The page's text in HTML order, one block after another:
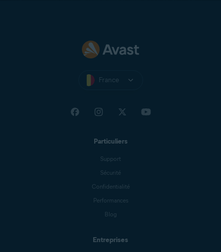
France
Particuliers
Support
Sécurité
Confidentialité
Performances
Blog
Entreprises